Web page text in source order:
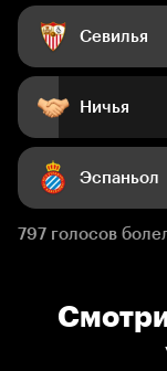
Севилья
Ничья
Эспаньол
797 голосов